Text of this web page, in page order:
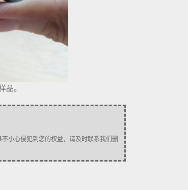
品。
小心侵犯到您的权益，请及时联系我们删